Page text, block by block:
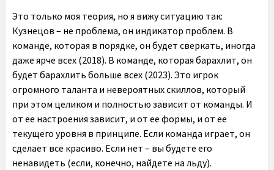
Это только моя теория, но я вижу ситуацию так:
Кузнецов – не проблема, он индикатор проблем. В
команде, которая в порядке, он будет сверкать, иногда
даже ярче всех (2018). В команде, которая барахлит, он
будет барахлить больше всех (2023). Это игрок
огромного таланта и невероятных скиллов, который
при этом целиком и полностью зависит от команды. И
от ее настроения зависит, и от ее формы, и от ее
текущего уровня в принципе. Если команда играет, он
сделает все красиво. Если нет – вы будете его
ненавидеть (если, конечно, найдете на льду).